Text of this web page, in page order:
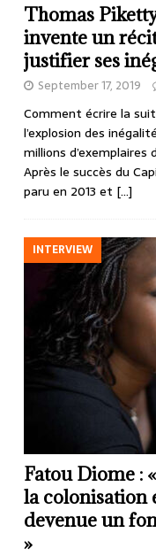
Thomas
invente un
justifier ses
September 17, 2019
Comment écrire la
l’explosion des
millions
Après le succès du
paru en 2013 et […]
INTERVIEW
Fatou Diome :
la colonisation
devenue un
»